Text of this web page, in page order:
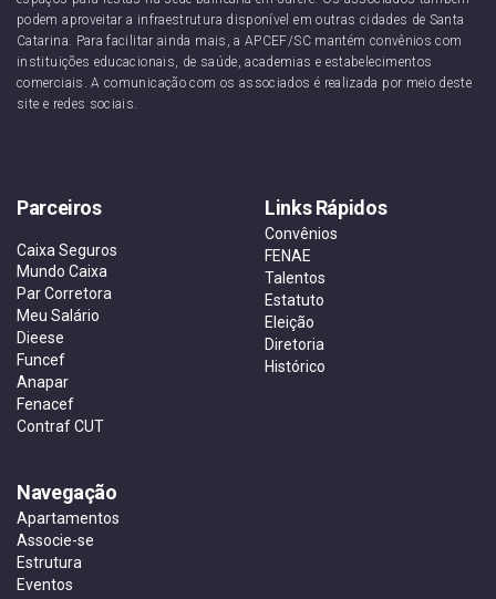
podem aproveitar a infraestrutura disponível em outras cidades de Santa
Catarina. Para facilitar ainda mais, a APCEF/SC mantém convênios com
instituições educacionais, de saúde, academias e estabelecimentos
comerciais. A comunicação com os associados é realizada por meio deste
site e redes sociais.
Parceiros
Caixa Seguros
Mundo Caixa
Par Corretora
Meu Salário
Dieese
Funcef
Anapar
Fenacef
Contraf CUT
Links Rápidos
Convênios
FENAE
Talentos
Estatuto
Eleição
Diretoria
Histórico
Navegação
Apartamentos
Associe-se
Estrutura
Eventos